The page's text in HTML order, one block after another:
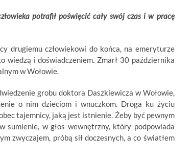
potrafił poświęcić cały swój czas i w pracę
drugiemu człowiekowi do końca, na emeryturze
wiedzą i doświadczeniem. Zmarł 30 października
w Wołowie.
grobu doktora Daszkiewicza w Wołowie,
o nim dzieciom i wnuczkom. Droga ku życiu
tajemnicy, jaką jest istnienie. Żeby być pewnym
sumienie, w głos wewnętrzny, który podpowiada
zwyczajem, próbą sił doczesnych, a co światłem